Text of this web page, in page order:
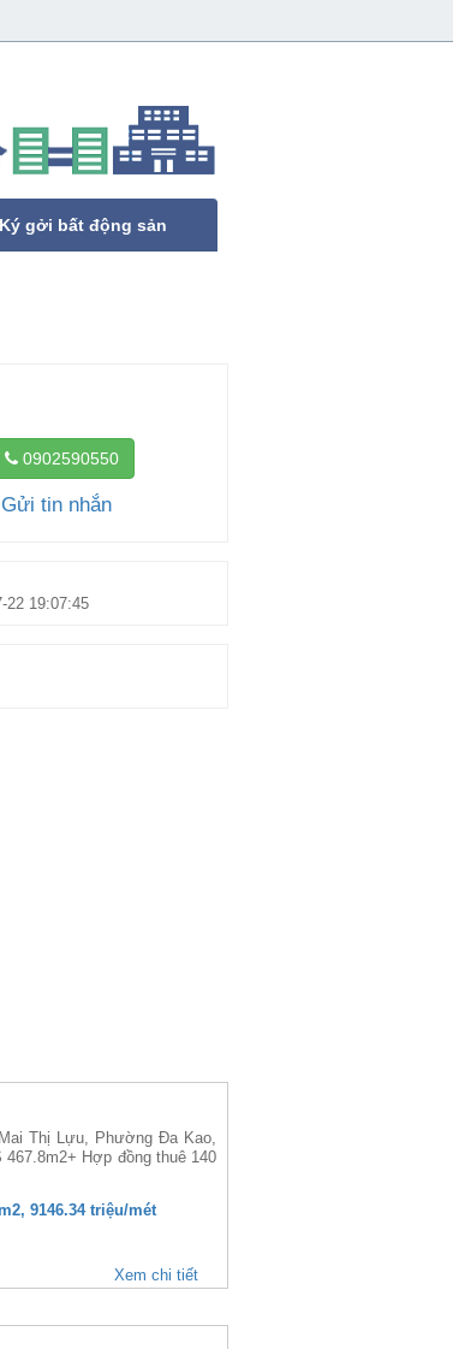
Ký gởi bất động sản
0902590550
Gửi tin nhắn
22 19:07:45
Thị Lựu, Phường Đa Kao,
Hợp đồng thuê 140
9146.34 triệu/mét
Xem chi tiết